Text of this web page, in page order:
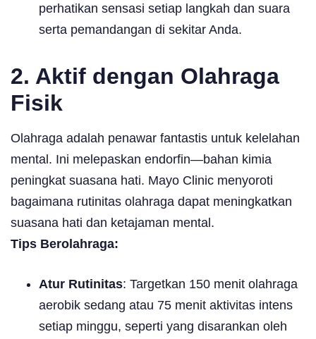
perhatikan sensasi setiap langkah dan suara
serta pemandangan di sekitar Anda.
2. Aktif dengan Olahraga
Fisik
Olahraga adalah penawar fantastis untuk kelelahan
mental. Ini melepaskan endorfin—bahan kimia
peningkat suasana hati. Mayo Clinic menyoroti
bagaimana rutinitas olahraga dapat meningkatkan
suasana hati dan ketajaman mental.
Tips Berolahraga:
Atur Rutinitas: Targetkan 150 menit olahraga
aerobik sedang atau 75 menit aktivitas intens
setiap minggu, seperti yang disarankan oleh